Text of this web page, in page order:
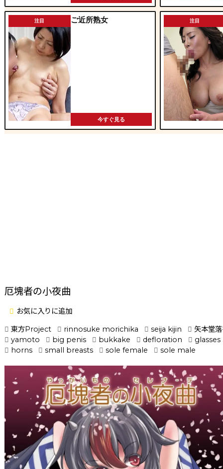
注目 ご近所熟女
今すぐ見る
注目
厄塊者の小夜曲
お気に入りに追加
東方Project
rinnosuke morichika seija kijin
矢本堂
yamoto
big penis bukkake defloration
glasses
horns
small breasts sole female sole male